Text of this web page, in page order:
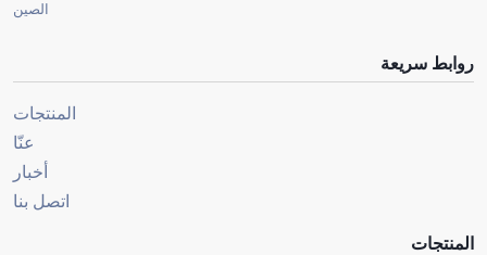
الصين
روابط سريعة
المنتجات
عنّا
أخبار
اتصل بنا
المنتجات